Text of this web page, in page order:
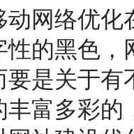
络优化在
性的黑色，
要是关于有
丰富多彩的